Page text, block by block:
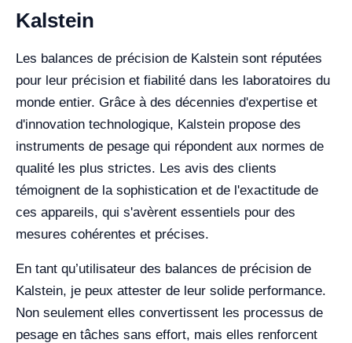
Kalstein
Les balances de précision de Kalstein sont réputées
pour leur précision et fiabilité dans les laboratoires du
monde entier. Grâce à des décennies d'expertise et
d'innovation technologique, Kalstein propose des
instruments de pesage qui répondent aux normes de
qualité les plus strictes. Les avis des clients
témoignent de la sophistication et de l'exactitude de
ces appareils, qui s'avèrent essentiels pour des
mesures cohérentes et précises.
En tant qu’utilisateur des balances de précision de
Kalstein, je peux attester de leur solide performance.
Non seulement elles convertissent les processus de
pesage en tâches sans effort, mais elles renforcent